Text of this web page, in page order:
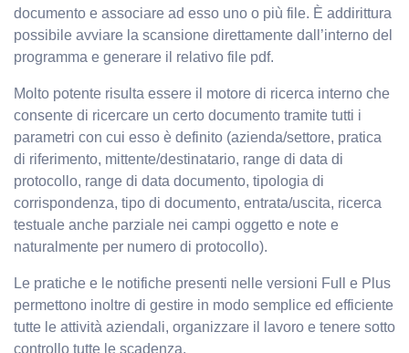
documento e associare ad esso uno o più file. È addirittura
possibile avviare la scansione direttamente dall’interno del
programma e generare il relativo file pdf.
Molto potente risulta essere il motore di ricerca interno che
consente di ricercare un certo documento tramite tutti i
parametri con cui esso è definito (azienda/settore, pratica
di riferimento, mittente/destinatario, range di data di
protocollo, range di data documento, tipologia di
corrispondenza, tipo di documento, entrata/uscita, ricerca
testuale anche parziale nei campi oggetto e note e
naturalmente per numero di protocollo).
Le pratiche e le notifiche presenti nelle versioni Full e Plus
permettono inoltre di gestire in modo semplice ed efficiente
tutte le attività aziendali, organizzare il lavoro e tenere sotto
controllo tutte le scadenza.